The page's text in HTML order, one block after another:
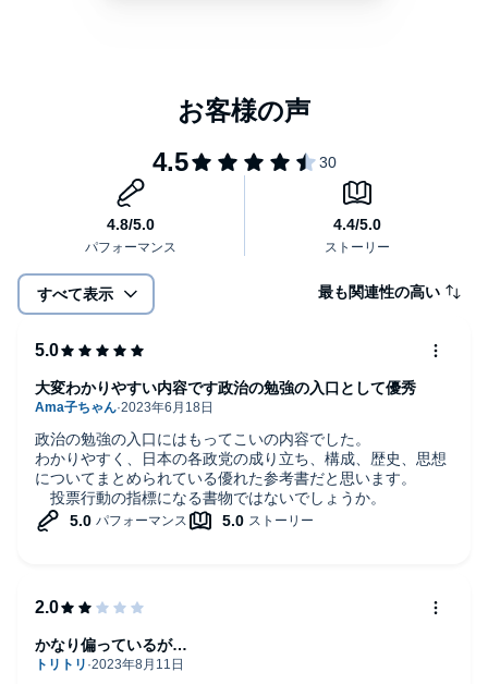
すべて表示 最も関連性の高い
政治の勉強の入口にはもってこいの内容でした。
わかりやすく、日本の各政党の成り立ち、構成、歴史、思想
についてまとめられている優れた参考書だと思います。
投票行動の指標になる書物ではないでしょうか。
大変わかりやすい内容です政治の勉強の入口として優秀
かなり偏っているが…